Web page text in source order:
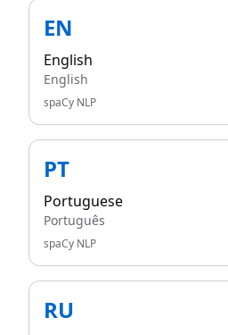
EN
English
English
spaCy NLP
PT
Portuguese
Português
spaCy NLP
RU